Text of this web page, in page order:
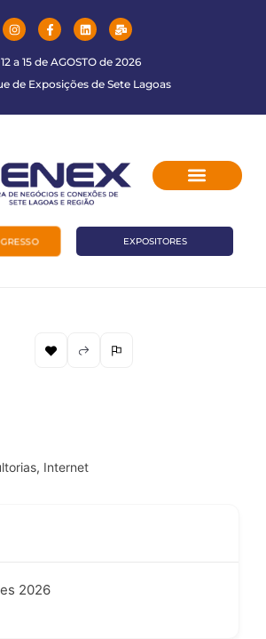
12 a 15 de AGOSTO de 2026
de Exposições de Sete Lagoas
EXPOSITORES
, Internet
2026